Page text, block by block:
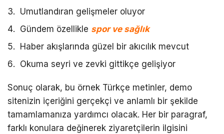
Umutlandıran gelişmeler oluyor
Gündem özellikle spor ve sağlık
Haber akışlarında güzel bir akıcılık mevcut
Okuma seyri ve zevki gittikçe gelişiyor
Sonuç olarak, bu örnek Türkçe metinler, demo
sitenizin içeriğini gerçekçi ve anlamlı bir şekilde
tamamlamanıza yardımcı olacak. Her bir paragraf,
farklı konulara değinerek ziyaretçilerin ilgisini